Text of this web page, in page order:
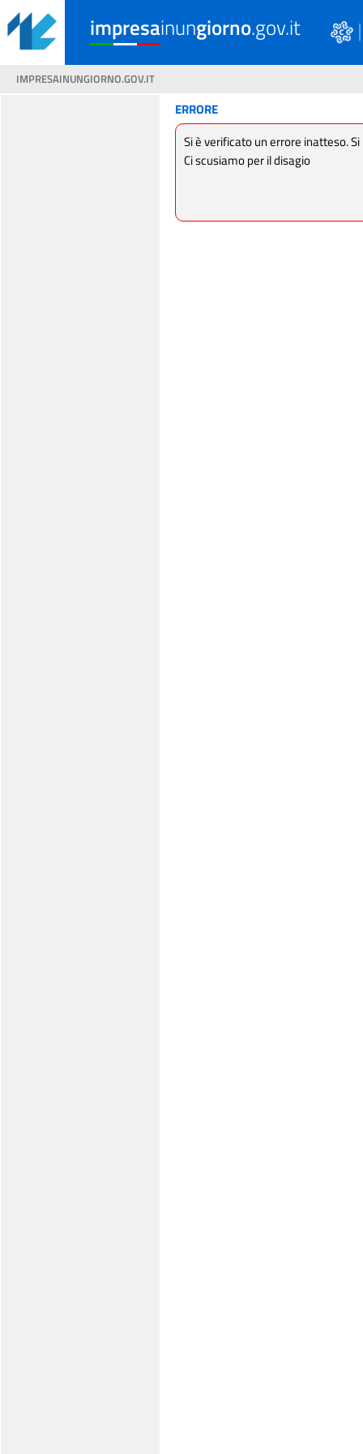
impresainungiorno.gov.it
IMPRESAINUNGIORNO.GOV.IT
ERRORE
Si è verificato un errore inatteso.
Ci scusiamo per il disagio